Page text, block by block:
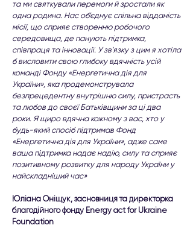
та ми святкували перемоги й зростали як
одна родина. Нас об’єднує спільна відданість
місії, що сприяє створенню робочого
середовища, де панують підтримка,
співпраця та інновації. У зв'язку з цим я хотіла
б висловити свою глибоку вдячність усій
команді Фонду «Енергетична дія для
України», яка продемонструвала
безпрецедентну внутрішню силу, пристрасть
та любов до своєї Батьківщини за ці два
роки. Я щиро вдячна кожному з вас, хто у
будь-який спосіб підтримав Фонд
«Енергетична дія для України», адже саме
ваша підтримка надає надію, силу та сприяє
позитивному розвитку для народу України у
найскладніший час»
Юліана Оніщук, засновниця та директорка
благодійного фонду Energy act for Ukraine
Foundation